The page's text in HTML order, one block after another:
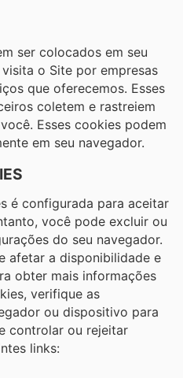
ser colocados em seu
o Site por empresas
que oferecemos. Esses
coletem e rastreiem
Esses cookies podem
em seu navegador.
é configurada para aceitar
você pode excluir ou
do seu navegador.
afetar a disponibilidade e
obter mais informações
verifique as
ou dispositivo para
controlar ou rejeitar
links: